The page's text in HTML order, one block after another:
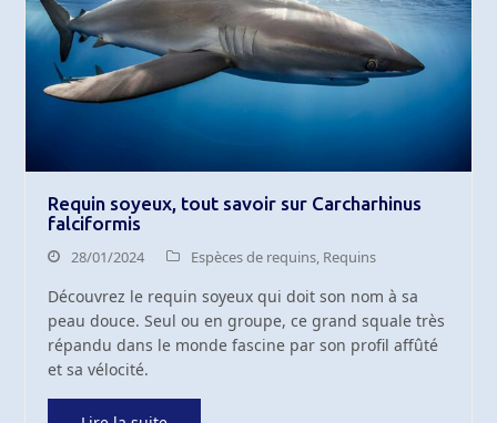
Requin soyeux, tout savoir sur Carcharhinus
falciformis
28/01/2024 Espèces de requins, Requins
Découvrez le requin soyeux qui doit son nom à sa
peau douce. Seul ou en groupe, ce grand squale très
répandu dans le monde fascine par son profil affûté
et sa vélocité.